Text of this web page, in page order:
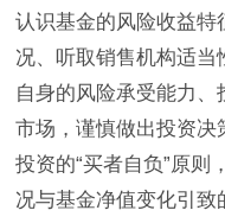
认识基金的风险收益
况、听取销售机构适
自身的风险承受能力
市场，谨慎做出投资决
投资的“买者自负”原则
况与基金净值变化引致